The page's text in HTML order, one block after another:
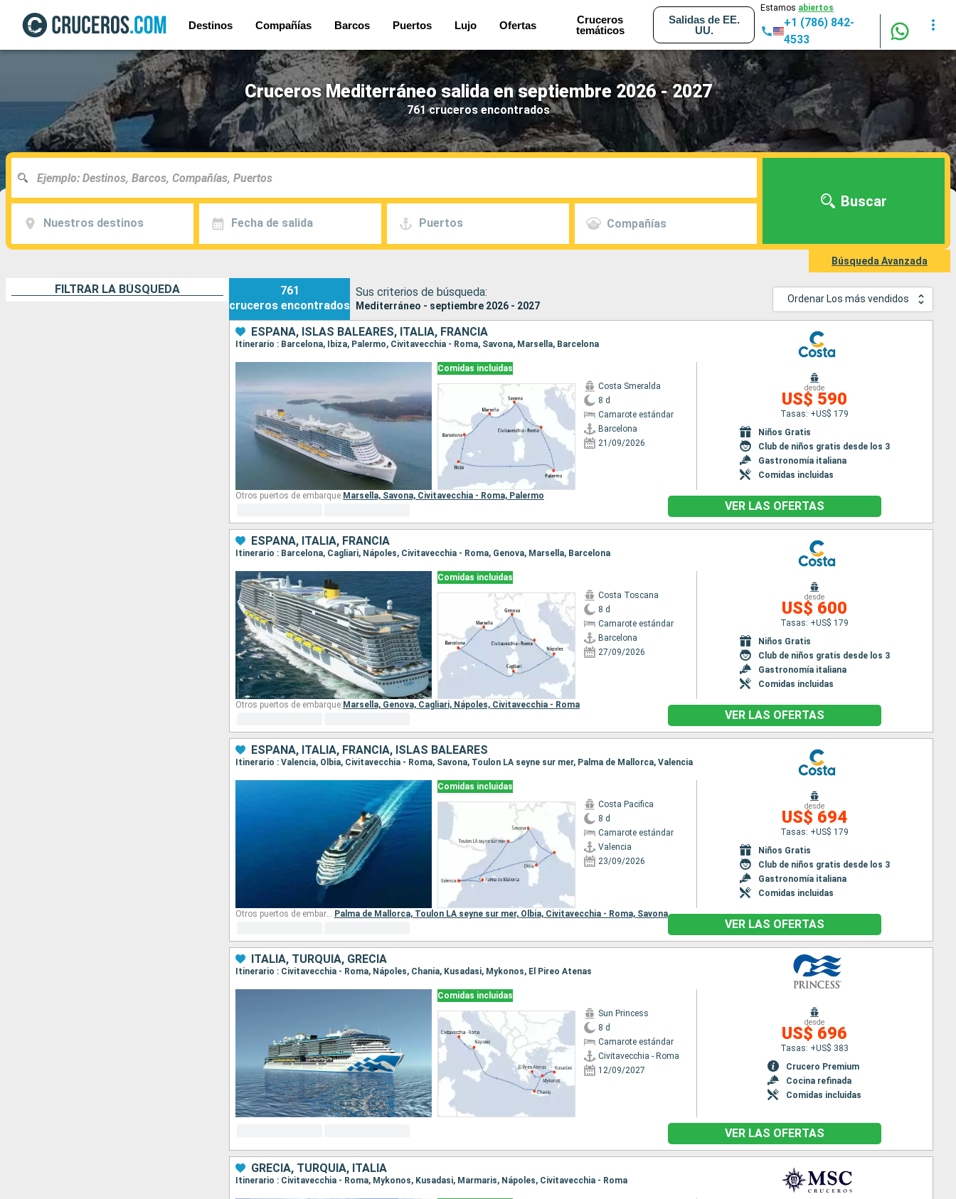
Destinos Compañías Barcos Puertos Lujo Ofertas
Cruceros
temáticos
Salidas de EE.
UU.
Estamos abiertos
+1 (786) 842-
4533
Cruceros Mediterráneo salida en septiembre 2026 - 2027
761 cruceros encontrados
Nuestros destinos Fecha de salida Puertos Compañías
Buscar
Búsqueda Avanzada
FILTRAR LA BÚSQUEDA
761
cruceros encontrados
Sus criterios de búsqueda:
Mediterráneo - septiembre 2026 - 2027
Ordenar Los más vendidos
ESPAÑA, ISLAS BALEARES, ITALIA, FRANCIA
Itinerario : Barcelona, Ibiza, Palermo, Civitavecchia - Roma, Savona, Marsella, Barcelona
Comidas incluidas
Costa Smeralda
8 d
Camarote estándar
Barcelona
21/09/2026
desde
US$ 590
Tasas: +US$ 179
Niños Gratis
Club de niños gratis desde los 3
Gastronomía italiana
Comidas incluidas
Otros puertos de embarque: Marsella, Savona, Civitavecchia - Roma, Palermo
VER LAS OFERTAS
ESPAÑA, ITALIA, FRANCIA
Itinerario : Barcelona, Cagliari, Nápoles, Civitavecchia - Roma, Genova, Marsella, Barcelona
Comidas incluidas
Costa Toscana
8 d
Camarote estándar
Barcelona
27/09/2026
desde
US$ 600
Tasas: +US$ 179
Niños Gratis
Club de niños gratis desde los 3
Gastronomía italiana
Comidas incluidas
Otros puertos de embarque: Marsella, Genova, Cagliari, Nápoles, Civitavecchia - Roma
VER LAS OFERTAS
ESPAÑA, ITALIA, FRANCIA, ISLAS BALEARES
Itinerario : Valencia, Olbia, Civitavecchia - Roma, Savona, Toulon LA seyne sur mer, Palma de Mallorca, Valencia
Comidas incluidas
Costa Pacifica
8 d
Camarote estándar
Valencia
23/09/2026
desde
US$ 694
Tasas: +US$ 179
Niños Gratis
Club de niños gratis desde los 3
Gastronomía italiana
Comidas incluidas
Otros puertos de embarque: Palma de Mallorca, Toulon LA seyne sur mer, Olbia, Civitavecchia - Roma, Savona
VER LAS OFERTAS
ITALIA, TURQUÍA, GRECIA
Itinerario : Civitavecchia - Roma, Nápoles, Chania, Kusadasi, Mykonos, El Pireo Atenas
Comidas incluidas
Sun Princess
8 d
Camarote estándar
Civitavecchia - Roma
12/09/2027
desde
US$ 696
Tasas: +US$ 383
Crucero Premium
Cocina refinada
Comidas incluidas
VER LAS OFERTAS
GRECIA, TURQUÍA, ITALIA
Itinerario : Civitavecchia - Roma, Mykonos, Kusadasi, Marmaris, Nápoles, Civitavecchia - Roma